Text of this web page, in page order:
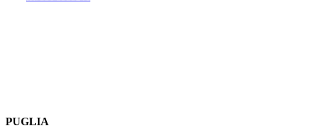
PUGLIA